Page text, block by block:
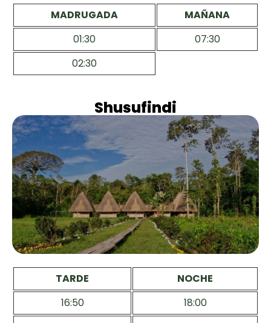
MADRUGADA
MAÑANA
01:30
07:30
02:30
Shusufindi
TARDE
NOCHE
16:50
18:00